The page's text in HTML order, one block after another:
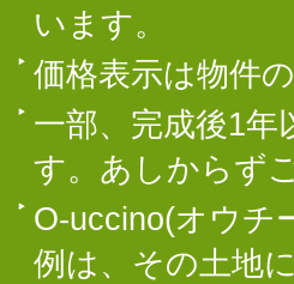
います。
価格表示は物件
一部、完成後1
す。あしからず
O-uccino(オウチ
例は、その土地